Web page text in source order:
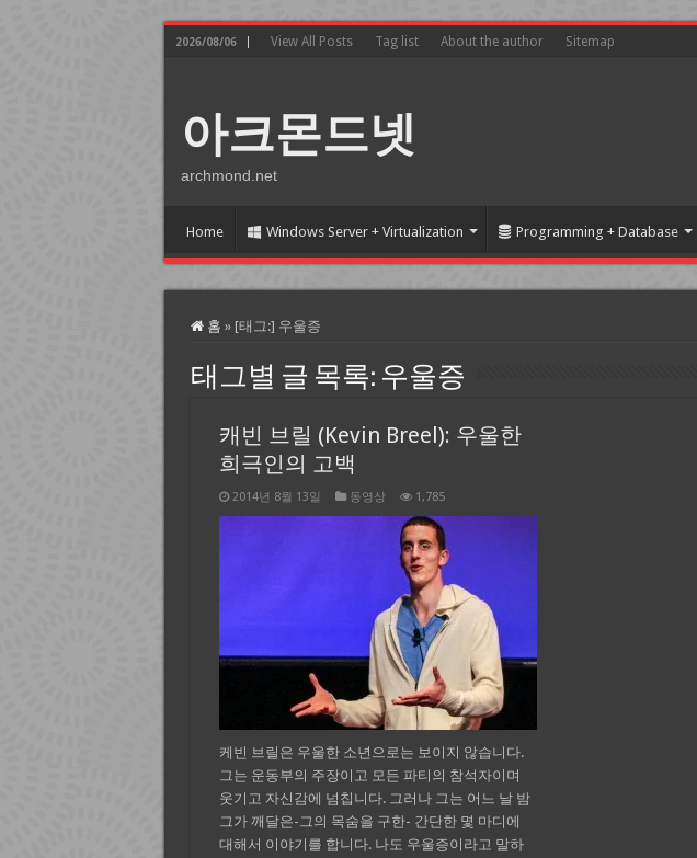
2026/08/06 View All Posts Tag list About the author Sitemap
아크몬드넷
archmond.net
Home Windows Server + Virtualization Programming + Database
홈 » [태그:] 우울증
태그별 글 목록: 우울증
캐빈 브릴 (Kevin Breel): 우울한
희극인의 고백
2014년 8월 13일 동영상 1,785
케빈 브릴은 우울한 소년으로는 보이지 않습니다.
그는 운동부의 주장이고 모든 파티의 참석자이며
웃기고 자신감에 넘칩니다. 그러나 그는 어느 날 밤
그가 깨달은-그의 목숨을 구한- 간단한 몇 마디에
대해서 이야기를 합니다. 나도 우울증이라고 말하